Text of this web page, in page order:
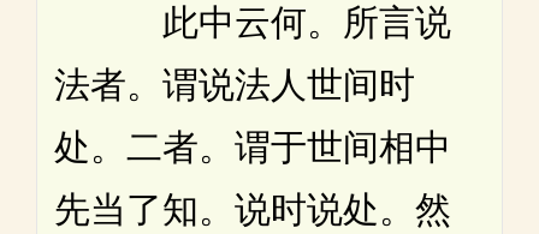
此中云何。所言说
法者。谓说法人世间时
处。二者。谓于世间相中
先当了知。说时说处。然